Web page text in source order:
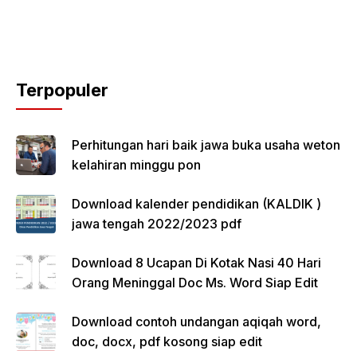
Terpopuler
Perhitungan hari baik jawa buka usaha weton
kelahiran minggu pon
Download kalender pendidikan (KALDIK )
jawa tengah 2022/2023 pdf
Download 8 Ucapan Di Kotak Nasi 40 Hari
Orang Meninggal Doc Ms. Word Siap Edit
Download contoh undangan aqiqah word,
doc, docx, pdf kosong siap edit